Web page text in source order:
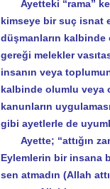
Ayetteki “rama”
kimseye bir suç isnat
düşmanların kalbinde
gereği melekler
insanın veya
kalbinde olumlu veya
kanunların
gibi ayetlerle de
Ayette; “attığın
Eylemlerin bir insana
sen atmadın (Allah